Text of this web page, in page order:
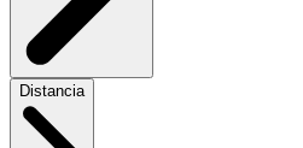
Distancia